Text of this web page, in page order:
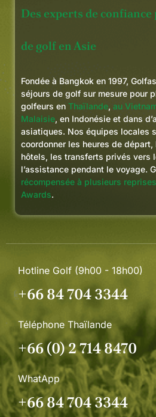
Des experts de confiance
de golf en Asie
Fondée à Bangkok en 1997,
séjours de golf sur mesure pour
golfeurs en Thaïlande, au
Malaisie, en Indonésie et dans
asiatiques. Nos équipes locales
coordonner les heures de
hôtels, les transferts privés vers
l’assistance pendant le voyage.
récompensée à plusieurs
Awards.
Hotline Golf (9h00 - 18h00)
+66 84 704 3344
Téléphone Thaïlande
+66 (0) 2 714 8470
WhatApp
+66 84 704 3344